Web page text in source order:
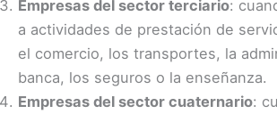
Empresas del sector terciario:
a actividades de prestación de
el comercio, los transportes, la
banca, los seguros o la enseñanza.
Empresas del sector cuaternario: